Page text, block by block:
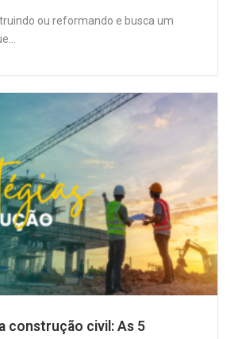
ou reformando e busca um
construção civil: As 5